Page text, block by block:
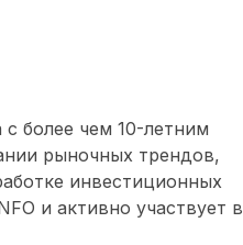
более чем 10-летним
рыночных трендов,
инвестиционных
и активно участвует в